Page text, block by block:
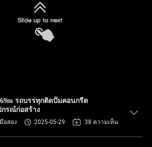
69m รถบรรทุกติดปั๊มคอนกรีต
กรณ์ก่อสร้าง
อสอง 2025-05-29 38 ความเห็น